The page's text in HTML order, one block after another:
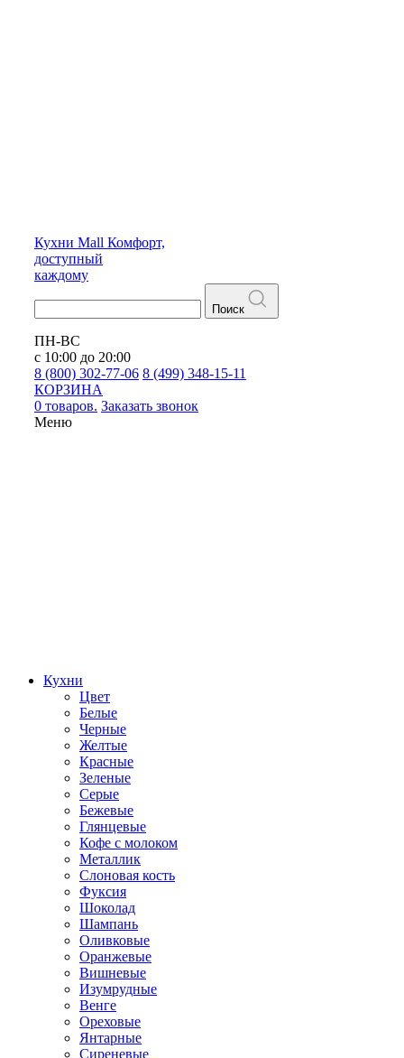
Кухни Mall Комфорт,
доступный
каждому
Поиск
ПН-ВС
с 10:00 до 20:00
8 (800) 302-77-06 8 (499) 348-15-11
КОРЗИНА
0 товаров. Заказать звонок
Меню
Кухни
Цвет
Белые
Черные
Желтые
Красные
Зеленые
Серые
Бежевые
Глянцевые
Кофе с молоком
Металлик
Слоновая кость
Фуксия
Шоколад
Шампань
Оливковые
Оранжевые
Вишневые
Изумрудные
Венге
Ореховые
Янтарные
Сиреневые